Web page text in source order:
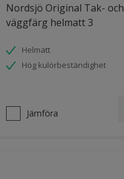
Nordsjö Original Tak- och
väggfärg helmatt 3
Helmatt
Hög kulörbeständighet
Jämföra